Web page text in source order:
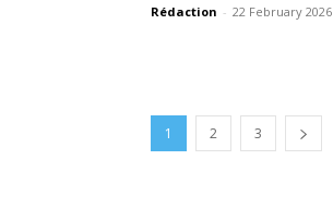
Rédaction - 22 February 2026
1 2 3